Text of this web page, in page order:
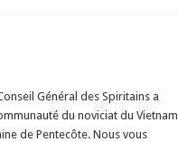
Général des Spiritains a
du noviciat du Vietnam
de Pentecôte. Nous vous